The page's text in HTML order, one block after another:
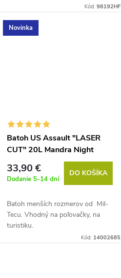
Kód: 98192HF
Novinka
Batoh US Assault "LASER
CUT" 20L Mandra Night
33,90 €
Dodanie 5-14 dní
DO KOŠÍKA
Batoh menších rozmerov od Mil-
Tecu. Vhodný na poľovačky, na
turistiku.
Kód: 14002685